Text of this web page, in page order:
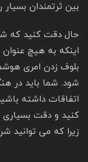
بین ثرتمندان
حال دقت کنید که
اینکه به هیچ عنوان
بلوف زدن امری
شود. شما باید در
اتفاقات داشته
کنید و دقت
زیرا که می توانید